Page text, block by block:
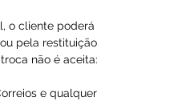
o cliente poderá
pela restituição
não é aceita:
e qualquer